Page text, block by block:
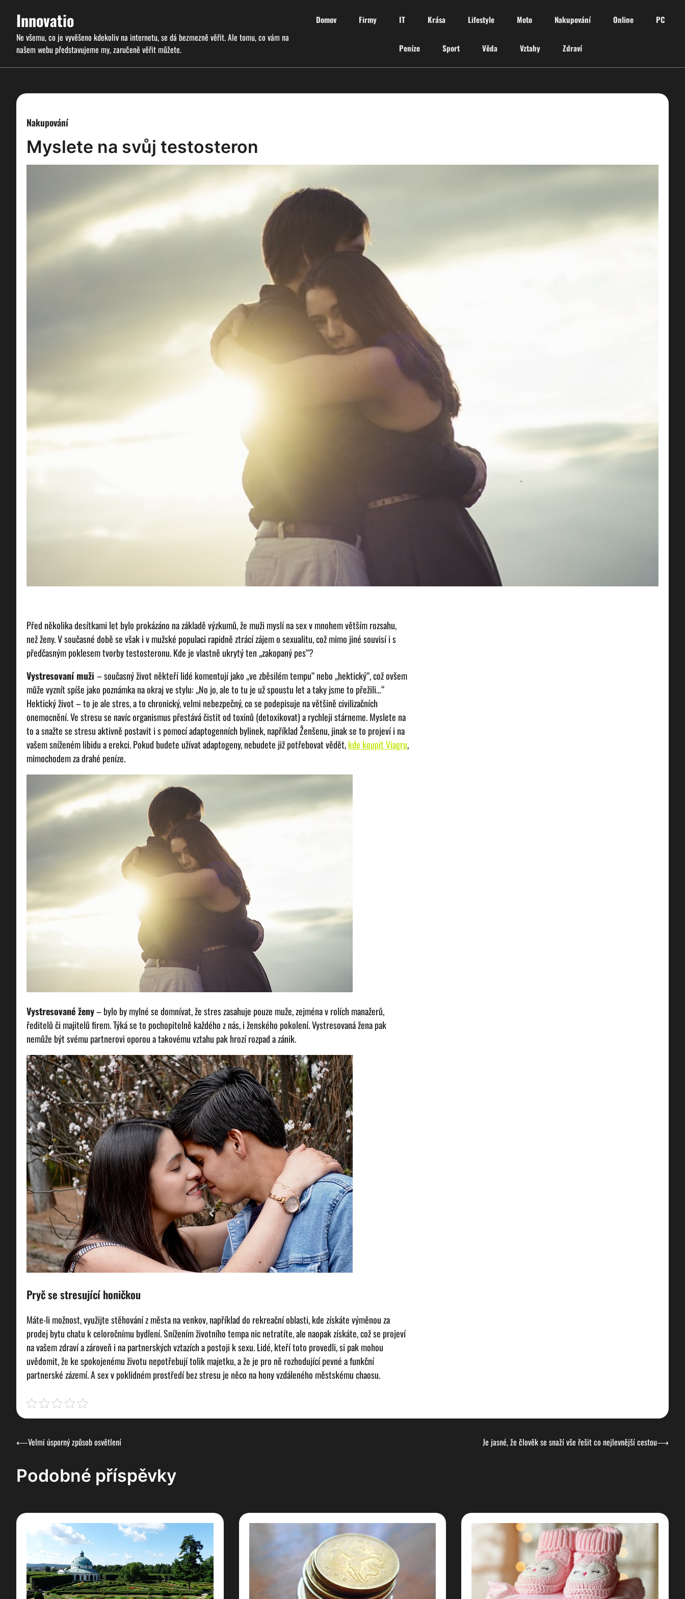
contentInnovatio
Ne všemu, co je vyvěšeno kdekoliv na internetu, se dá bezmezně věřit. Ale tomu, co vám na
našem webu představujeme my, zaručeně věřit můžete.
Domov Firmy IT Krása Lifestyle Moto Nakupování Online PC
Peníze Sport Věda Vztahy Zdraví
Nakupování
Myslete na svůj testosteron
Před několika desítkami let bylo prokázáno na základě výzkumů, že muži myslí na sex v mnohem větším rozsahu,
než ženy. V současné době se však i v mužské populaci rapidně ztrácí zájem o sexualitu, což mimo jiné souvisí i s
předčasným poklesem tvorby testosteronu. Kde je vlastně ukrytý ten „zakopaný pes“?
Vystresovaní muži – současný život někteří lidé komentují jako „ve zběsilém tempu“ nebo „hektický“, což ovšem
může vyznít spíše jako poznámka na okraj ve stylu: „No jo, ale to tu je už spoustu let a taky jsme to přežili…“
Hektický život – to je ale stres, a to chronický, velmi nebezpečný, co se podepisuje na většině civilizačních
onemocnění. Ve stresu se navíc organismus přestává čistit od toxinů (detoxikovat) a rychleji stárneme. Myslete na
to a snažte se stresu aktivně postavit i s pomocí adaptogenních bylinek, například Ženšenu, jinak se to projeví i na
vašem sníženém libidu a erekci. Pokud budete užívat adaptogeny, nebudete již potřebovat vědět,kde koupit Viagru,
mimochodem za drahé peníze.
Vystresované ženy– bylo by mylné se domnívat, že stres zasahuje pouze muže, zejména v rolích manažerů,
ředitelů či majitelů firem. Týká se to pochopitelně každého z nás, i ženského pokolení. Vystresovaná žena pak
nemůže být svému partnerovi oporou a takovému vztahu pak hrozí rozpad a zánik.
Pryč se stresující honičkou
Máte-li možnost, využijte stěhování z města na venkov, například do rekreační oblasti, kde získáte výměnou za
prodej bytu chatu k celoročnímu bydlení. Snížením životního tempa nic netratíte, ale naopak získáte, což se projeví
na vašem zdraví a zároveň i na partnerských vztazích a postoji k sexu. Lidé, kteří toto provedli, si pak mohou
uvědomit, že ke spokojenému životu nepotřebují tolik majetku, a že je pro ně rozhodující pevné a funkční
partnerské zázemí. A sex v poklidném prostředí bez stresu je něco na hony vzdáleného městskému chaosu.
Navigace
příspěvek
⟵Velmi úsporný způsob osvětlení Je jasné, že člověk se snaží vše řešit co nejlevnější cestou⟶
Podobné příspěvky